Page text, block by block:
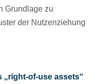
Grundlage zu
der Nutzenziehung
„right-of-use assets“